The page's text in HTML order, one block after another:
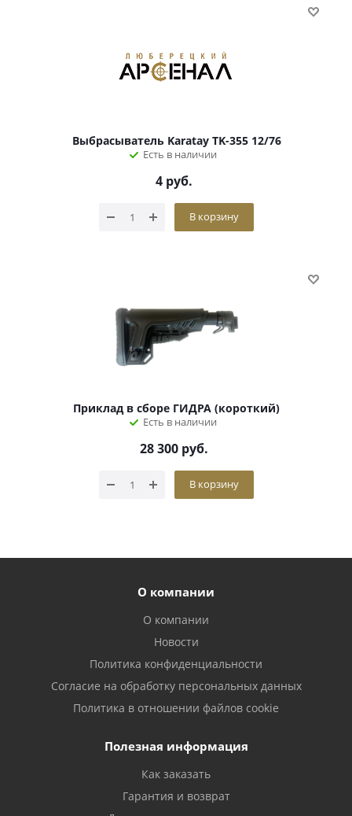
Выбрасыватель Karatay TK-355 12/76
Есть в наличии
4руб.
В корзину
Приклад в сборе ГИДРА (короткий)
Есть в наличии
28 300руб.
В корзину
О компании
О компании
Новости
Политика конфиденциальности
Согласие на обработку персональных данных
Политика в отношении файлов cookie
Полезная информация
Как заказать
Гарантия и возврат